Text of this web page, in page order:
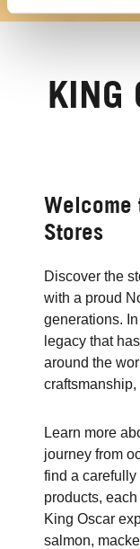
KING
Welcome
Stores
Discover the
with a proud
generations.
legacy that
around the
Learn more
journey from
find a
products,
King Oscar
salmon,